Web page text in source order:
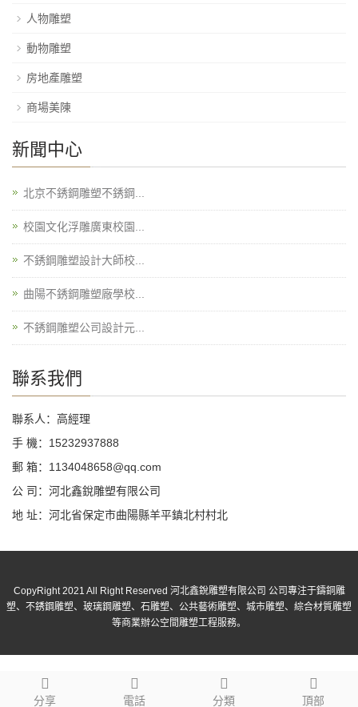
人物雕塑
動物雕塑
房地產雕塑
商場美陳
新聞中心
北京不銹鋼雕塑不銹鋼...
校園文化浮雕廣東校園...
不銹鋼雕塑設計大師校...
曲陽不銹鋼雕塑廠學校...
不銹鋼雕塑公司設計元...
聯系我們
聯系人：高經理
手 機：15232937888
郵 箱：1134048658@qq.com
公 司：河北鑫銳雕塑有限公司
地 址：河北省保定市曲陽縣羊平鎮北村村北
分享 電話 分類 頂部
CopyRight 2021 All Right Reserved 河北鑫銳雕塑有限公司 公司專注于鑄銅雕
塑、不銹鋼雕塑、玻璃鋼雕塑、石雕塑、公共藝術雕塑、城市雕塑、綜合材質雕塑
等商業辦公空間雕塑工程服務。
日韩精品人涩人